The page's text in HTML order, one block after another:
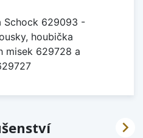
Schock 629093 -
houbička
misek 629728 a
